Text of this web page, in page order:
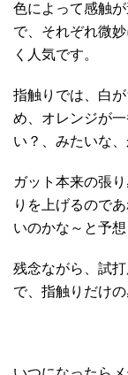
色によって感触
で、それぞれ微
く人気です。
指触りでは、白
め、オレンジが
い？、みたいな
ガット本来の張
りを上げるので
いのかな～と予想
残念ながら、試
で、指触りだけの